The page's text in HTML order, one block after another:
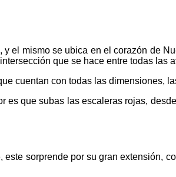
el mismo se ubica en el corazón de
que se hace entre todas las
cuentan con todas las dimensiones,
que subas las escaleras rojas,
sorprende por su gran extensión,